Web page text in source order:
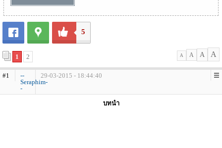
5
1 2 A A A A
#1
--
Seraphim-
-
29-03-2015 - 18:44:40
บทนำ